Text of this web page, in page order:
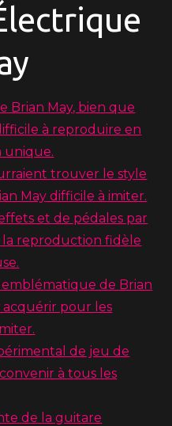
Brian May, bien que
à reproduire en
unique.
trouver le style
May difficile à imiter.
et de pédales par
reproduction fidèle
emblématique de Brian
acquérir pour les
de jeu de
à tous les
de la guitare